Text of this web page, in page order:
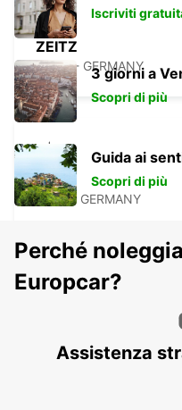
ZEITZ
ZEITZ - GERMANY
GERA
GERA - GERMANY
Iscriviti
3 giorni a
Scopri di più
Guida ai
Scopri di più
Perché
Europcar?
Assistenza